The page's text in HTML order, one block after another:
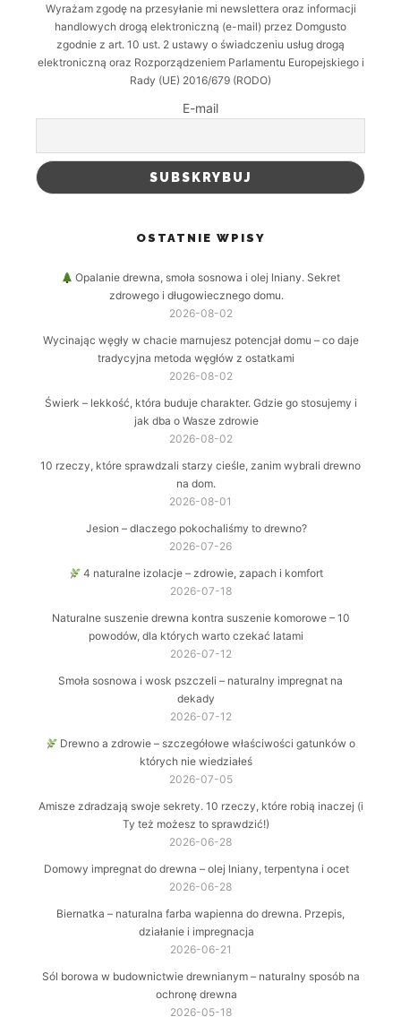
Wyrażam zgodę na przesyłanie mi newslettera oraz informacji
handlowych drogą elektroniczną (e-mail) przez Domgusto
zgodnie z art. 10 ust. 2 ustawy o świadczeniu usług drogą
elektroniczną oraz Rozporządzeniem Parlamentu Europejskiego i
Rady (UE) 2016/679 (RODO)
E-mail
OSTATNIE WPISY
Opalanie drewna, smoła sosnowa i olej lniany. Sekret
zdrowego i długowiecznego domu.
2026-08-02
Wycinając węgły w chacie marnujesz potencjał domu – co daje
tradycyjna metoda węgłów z ostatkami
2026-08-02
Świerk – lekkość, która buduje charakter. Gdzie go stosujemy i
jak dba o Wasze zdrowie
2026-08-02
10 rzeczy, które sprawdzali starzy cieśle, zanim wybrali drewno
na dom.
2026-08-01
Jesion – dlaczego pokochaliśmy to drewno?
2026-07-26
4 naturalne izolacje – zdrowie, zapach i komfort
2026-07-18
Naturalne suszenie drewna kontra suszenie komorowe – 10
powodów, dla których warto czekać latami
2026-07-12
Smoła sosnowa i wosk pszczeli – naturalny impregnat na
dekady
2026-07-12
Drewno a zdrowie – szczegółowe właściwości gatunków o
których nie wiedziałeś
2026-07-05
Amisze zdradzają swoje sekrety. 10 rzeczy, które robią inaczej (i
Ty też możesz to sprawdzić!)
2026-06-28
Domowy impregnat do drewna – olej lniany, terpentyna i ocet
2026-06-28
Biernatka – naturalna farba wapienna do drewna. Przepis,
działanie i impregnacja
2026-06-21
Sól borowa w budownictwie drewnianym – naturalny sposób na
ochronę drewna
2026-05-18